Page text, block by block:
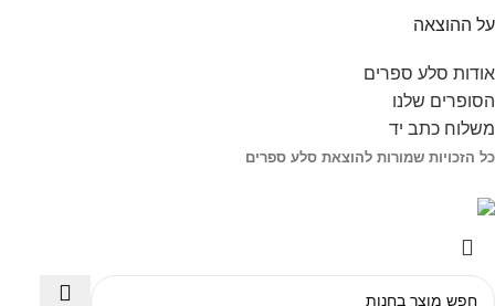
על ההוצאה
אודות סלע ספרים
הסופרים שלנו
משלוח כתב יד
כל הזכויות שמורות להוצאת סלע ספרים